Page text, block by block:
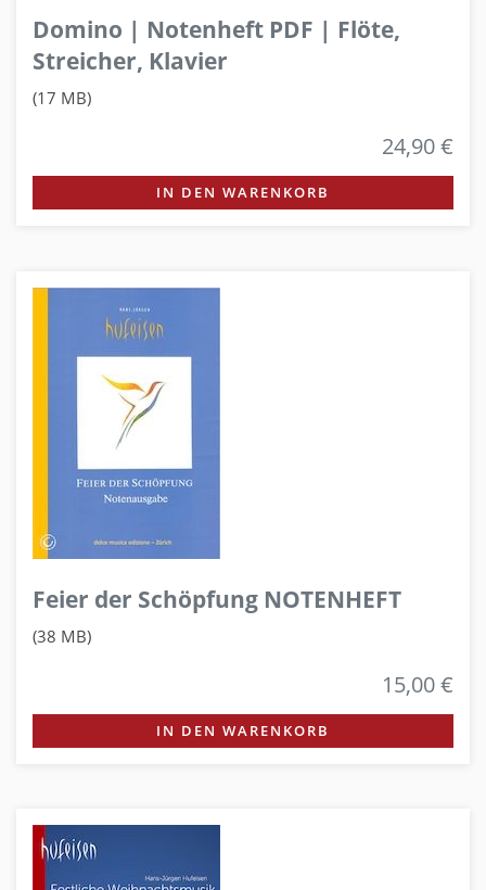
Domino | Notenheft PDF | Flöte,
Streicher, Klavier
(17 MB)
24,90 €
IN DEN WARENKORB
Feier der Schöpfung NOTENHEFT
(38 MB)
15,00 €
IN DEN WARENKORB